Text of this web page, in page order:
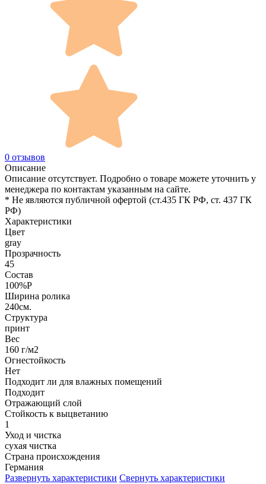
0 отзывов
Описание
Описание отсутствует. Подробно о товаре можете уточнить у
менеджера по контактам указанным на сайте.
* Не являются публичной офертой (ст.435 ГК РФ, cт. 437 ГК
РФ)
Характеристики
Цвет
gray
Прозрачность
45
Состав
100%P
Ширина ролика
240см.
Структура
принт
Вес
160 г/м2
Огнестойкость
Нет
Подходит ли для влажных помещений
Подходит
Отражающий слой
Стойкость к выцветанию
1
Уход и чистка
сухая чистка
Страна происхождения
Германия
Развернуть характеристики Свернуть характеристики